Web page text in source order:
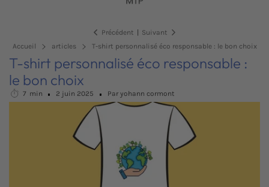
Accueil articles T-shirt personnalisé éco responsable : le bon choix
Précédent | Suivant
T-shirt personnalisé éco responsable :
le bon choix
7 min 2 juin 2025 Par yohann cormont